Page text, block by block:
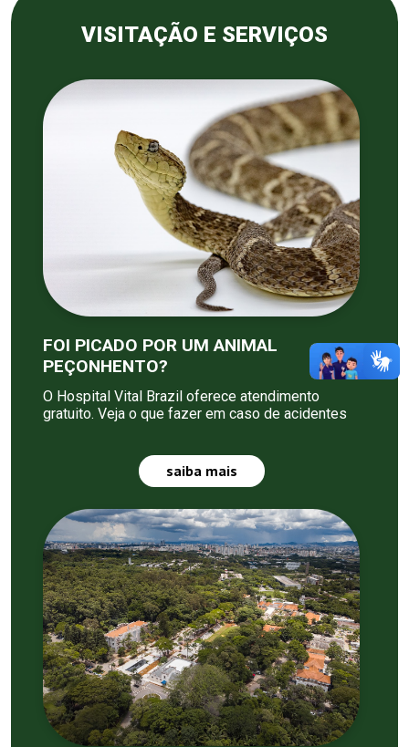
VISITAÇÃO E SERVIÇOS
FOI PICADO POR UM ANIMAL
PEÇONHENTO?
O Hospital Vital Brazil oferece atendimento
gratuito. Veja o que fazer em caso de acidentes
saiba mais